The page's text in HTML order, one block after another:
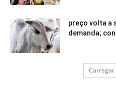
preço volta a
demanda;
Carregar